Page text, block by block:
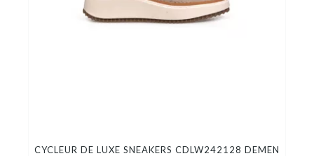
CYCLEUR DE LUXE SNEAKERS CDLW242128 DEMEN